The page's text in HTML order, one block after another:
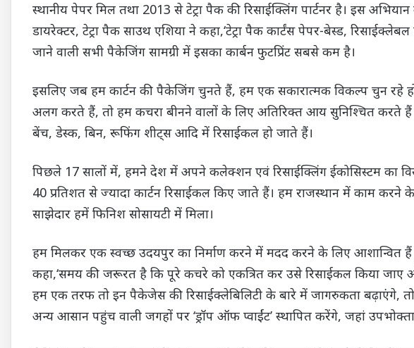
स्थानीय पेपर मिल तथा 2013 से टेट्रा पैक की रिसाईक्लिंग पार्टनर है। इस
डायरेक्टर, टेट्रा पैक साउथ एशिया ने कहा,‘टेट्रा पैक कार्टंस पेपर-बेस्ड,
जाने वाली सभी पैकेजिंग सामग्री में इसका कार्बन फुटप्रिंट सबसे कम है।
इसलिए जब हम कार्टन की पैकेजिंग चुनते हैं, हम एक सकारात्मक विकल्प चुन
अलग करते हैं, तो हम कचरा बीनने वालों के लिए अतिरिक्त आय सुनिश्चित करते
बेंच, डेस्क, बिन, रूफिंग शीट्स आदि में रिसाईकल हो जाते हैं।
पिछले 17 सालों में, हमने देश में अपने कलेक्शन एवं रिसाईक्लिंग ईकोसिस्टम का
40 प्रतिशत से ज्यादा कार्टन रिसाईकल किए जाते हैं। हम राजस्थान में काम
साझेदार हमें फिनिश सोसायटी में मिला।
हम मिलकर एक स्वच्छ उदयपुर का निर्माण करने में मदद करने के लिए आशान्वित
कहा,‘समय की जरूरत है कि पूरे कचरे को एकत्रित कर उसे रिसाईकल किया जाए
हम एक तरफ तो इन पैकेजेस की रिसाईक्लेबिलिटी के बारे में जागरुकता बढ़ाएंगे,
अन्य आसान पहुंच वाली जगहों पर ‘ड्रॉप ऑफ प्वाईंट’ स्थापित करेंगे, जहां